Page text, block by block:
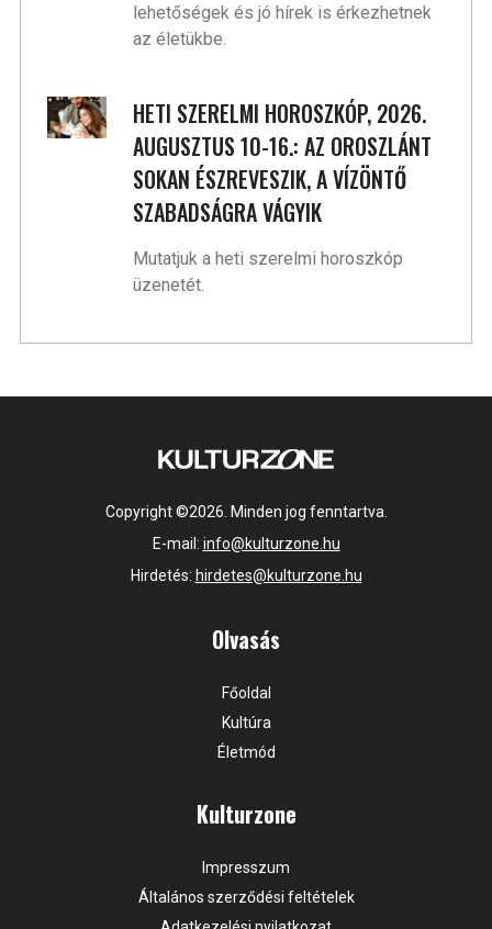
lehetőségek és jó hírek is érkezhetnek
az életükbe.
HETI SZERELMI HOROSZKÓP, 2026.
AUGUSZTUS 10-16.: AZ OROSZLÁNT
SOKAN ÉSZREVESZIK, A VÍZÖNTŐ
SZABADSÁGRA VÁGYIK
Mutatjuk a heti szerelmi horoszkóp
üzenetét.
Copyright ©2026. Minden jog fenntartva.
E-mail: info@kulturzone.hu
Hirdetés: hirdetes@kulturzone.hu
Olvasás
Főoldal
Kultúra
Életmód
Kulturzone
Impresszum
Általános szerződési feltételek